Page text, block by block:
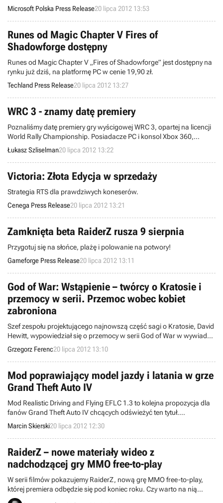
swojego kraju w cotygodniowych turniejach i zdobycia cennych
nagród od Xbox i Samsung, w tym telewizorów i zestawów kina
domowego Samsung, konsol i akcesoriów Xbox 360 i wielu innych.
Microsoft Polska Press Release20 lipca 2012 13:53
Runes od Magic Chapter V Fires of
Shadowforge dostępny
Runes od Magic Chapter V „Fires of Shadowforge” jest dostępny na
rynku już dziś, na platformę PC w cenie 19,90 zł.
Techland Press Release20 lipca 2012 13:27
WRC 3 - znamy datę premiery
Poznaliśmy datę premiery gry wyścigowej WRC 3, opartej na licencji
World Rally Championship. Posiadacze PC i konsol Xbox 360,
PlayStation 3 oraz PlayStation Vita zasiądą za wirtualnym kółkiem
rajdowych samochodów 12 października.
Łukasz Szliselman20 lipca 2012 13:22
Victoria: Złota Edycja w sprzedaży
Strategia RTS dla prawdziwych koneserów.
Cenega Press Release20 lipca 2012 13:21
Zamknięta beta RaiderZ rusza 9 sierpnia
Przygotuj się na słońce, plażę i polowanie na potwory!
Gameforge Press Release20 lipca 2012 13:11
God of War: Wstąpienie – twórcy o Kratosie i
przemocy w serii. Przemoc wobec kobiet
zabroniona
Szef zespołu projektującego najnowszą część sagi o Kratosie, David
Hewitt, wypowiedział się o przemocy w serii God of War w wywiadzie
udzielonym serwisowi IGN. Podkreślił, że Kratos w niej nie gustuje, a
autorzy wycofali się z pomysłu walki z kobietami.
Grzegorz Ferenc20 lipca 2012 13:10
Mod poprawiający model jazdy i latania w grze
Grand Theft Auto IV
Mod Realistic Driving and Flying EFLC 1.3 to kolejna propozycja dla
fanów Grand Theft Auto IV chcących odświeżyć ten tytuł.
Modyfikacja wprowadza bardziej realistyczny model jazdy i latania
wszystkimi pojazdami oraz helikopterami dostępnymi nie tylko w
GTA IV, ale także w obu dodatkach.
Marcin Skierski20 lipca 2012 12:30
RaiderZ – nowe materiały wideo z
nadchodzącej gry MMO free-to-play
W serii filmów pokazujemy RaiderZ, nową grę MMO free-to-play,
której premiera odbędzie się pod koniec roku. Czy warto na nią
czekać? Przekonajcie się sami.